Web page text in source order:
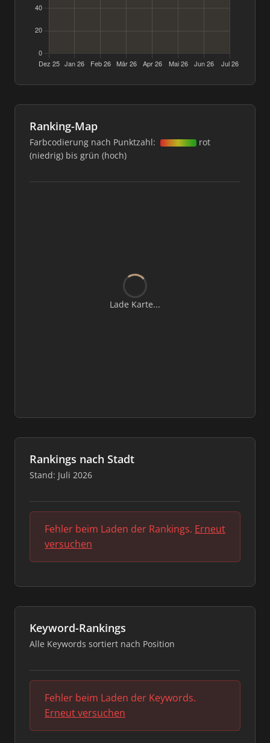
Ranking-Map
Farbcodierung nach Punktzahl:
rot
(niedrig) bis grün (hoch)
Lade Karte...
Rankings nach Stadt
Stand: Juli 2026
Fehler beim Laden der Rankings. Erneut
versuchen
Keyword-Rankings
Alle Keywords sortiert nach Position
Fehler beim Laden der Keywords.
Erneut versuchen